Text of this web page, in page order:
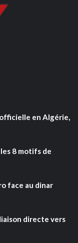
en Algérie,
8 motifs de
face au dinar
directe vers